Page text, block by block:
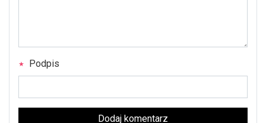
Podpis
Dodaj komentarz